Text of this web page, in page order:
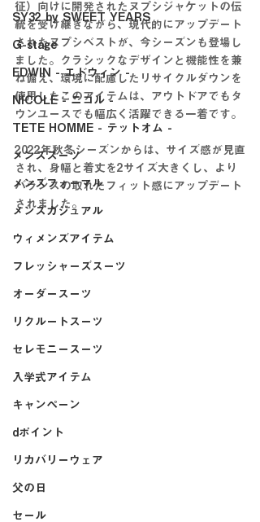
SY32 by SWEET YEARS
G-stage
EDWIN - エドウィン -
NICOLE - ニコル -
TETE HOMME - テットオム -
メンズスーツ
メンズフォーマル
メンズカジュアル
ウィメンズアイテム
フレッシャーズスーツ
オーダースーツ
リクルートスーツ
セレモニースーツ
入学式アイテム
キャンペーン
dポイント
リカバリーウェア
父の日
セール
征）向けに開発されたヌプシジャケットの伝
統を受け継ぎながら、現代的にアップデート
されたヌプシベストが、今シーズンも登場し
ました。クラシックなデザインと機能性を兼
ね備え、環境に配慮したリサイクルダウンを
使用したこのアイテムは、アウトドアでもタ
ウンユースでも幅広く活躍できる一着です。
2022年秋冬シーズンからは、サイズ感が見直
され、身幅と着丈を2サイズ大きくし、より
バランスの取れたフィット感にアップデート
されました。